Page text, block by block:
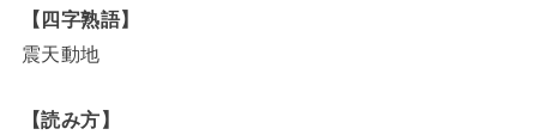
【四字熟語】
震天動地
【読み方】